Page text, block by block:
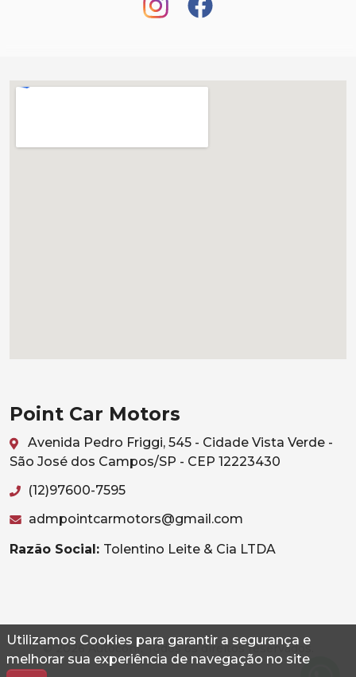
Utilizamos Cookies para garantir a segurança e
melhorar sua experiência de navegação no site
Point Car Motors
Avenida Pedro Friggi, 545 - Cidade Vista Verde -
São José dos Campos/SP - CEP 12223430
(12)97600-7595
admpointcarmotors@gmail.com
Razão Social: Tolentino Leite & Cia LTDA
© 2026 Autoconf. Todos os direitos reservados.